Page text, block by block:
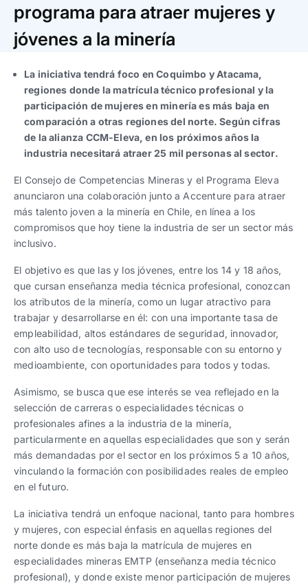
Trabaja con nosotros
Ver todo
Español|English
Ver todas
Español|English
Ver todas
Español|English
progresivos de gestión
Ver todos
Español|English
programa para atraer mujeres y
jóvenes a la minería
La iniciativa tendrá foco en Coquimbo y Atacama,
regiones donde la matrícula técnico profesional y la
participación de mujeres en minería es más baja en
comparación a otras regiones del norte. Según cifras
de la alianza CCM-Eleva, en los próximos años la
industria necesitará atraer 25 mil personas al sector.
El Consejo de Competencias Mineras y el Programa Eleva
anunciaron una colaboración junto a Accenture para atraer
más talento joven a la minería en Chile, en línea a los
compromisos que hoy tiene la industria de ser un sector más
inclusivo.
El objetivo es que las y los jóvenes, entre los 14 y 18 años,
que cursan enseñanza media técnica profesional, conozcan
los atributos de la minería, como un lugar atractivo para
trabajar y desarrollarse en él: con una importante tasa de
empleabilidad, altos estándares de seguridad, innovador,
con alto uso de tecnologías, responsable con su entorno y
medioambiente, con oportunidades para todos y todas.
Asimismo, se busca que ese interés se vea reflejado en la
selección de carreras o especialidades técnicas o
profesionales afines a la industria de la minería,
particularmente en aquellas especialidades que son y serán
más demandadas por el sector en los próximos 5 a 10 años,
vinculando la formación con posibilidades reales de empleo
en el futuro.
La iniciativa tendrá un enfoque nacional, tanto para hombres
y mujeres, con especial énfasis en aquellas regiones del
norte donde es más baja la matrícula de mujeres en
especialidades mineras EMTP (enseñanza media técnico
profesional), y donde existe menor participación de mujeres